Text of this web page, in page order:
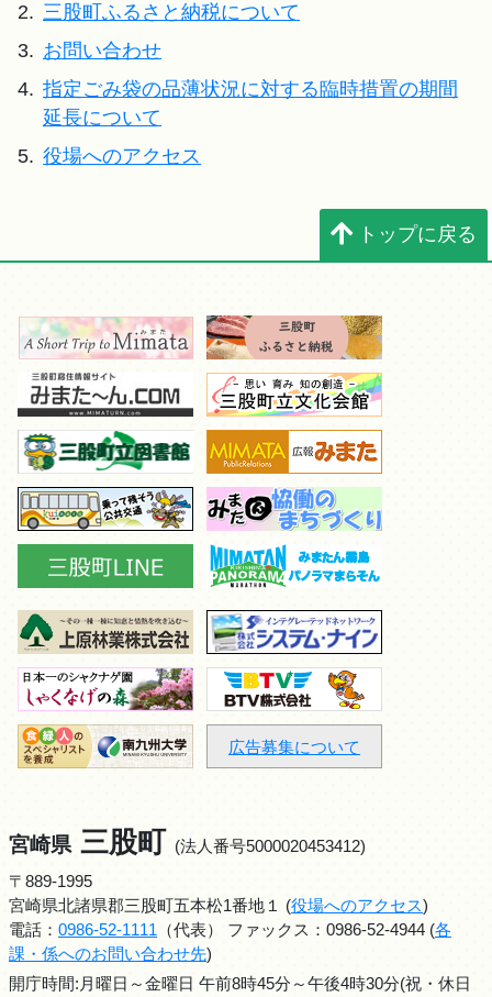
2. 三股町ふるさと納税について
3. お問い合わせ
4. 指定ごみ袋の品薄状況に対する臨時措置の期間
延長について
5. 役場へのアクセス
トップに戻る
広告募集について
宮崎県 三股町 (法人番号5000020453412)
〒889-1995
宮崎県北諸県郡三股町五本松1番地１ (役場へのアクセス)
電話： 0986-52-1111 （代表） ファックス：0986-52-4944 (各
課・係へのお問い合わせ先)
開庁時間:月曜日～金曜日 午前8時45分～午後4時30分(祝・休日